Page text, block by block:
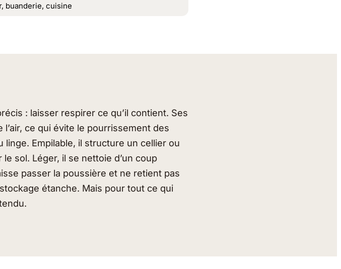
buanderie, cuisine
: laisser respirer ce qu’il contient. Ses
ce qui évite le pourrissement des
Empilable, il structure un cellier ou
sol. Léger, il se nettoie d’un coup
passer la poussière et ne retient pas
étanche. Mais pour tout ce qui